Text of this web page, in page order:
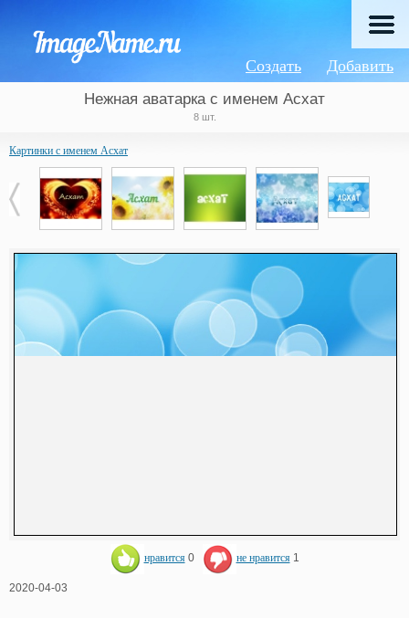
Добавить
Создать
Нежная аватарка с именем Асхат
8 шт.
Картинки с именем Асхат
нравится 0 не нравится 1
2020-04-03